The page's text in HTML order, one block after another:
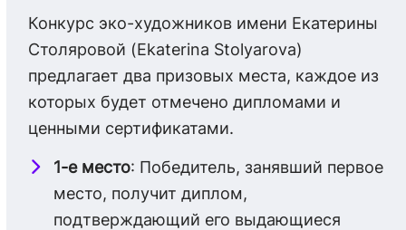
Конкурс эко-художников имени Екатерины
Столяровой (Ekaterina Stolyarova)
предлагает два призовых места, каждое из
которых будет отмечено дипломами и
ценными сертификатами.
1-е место: Победитель, занявший первое
место, получит диплом,
подтверждающий его выдающиеся